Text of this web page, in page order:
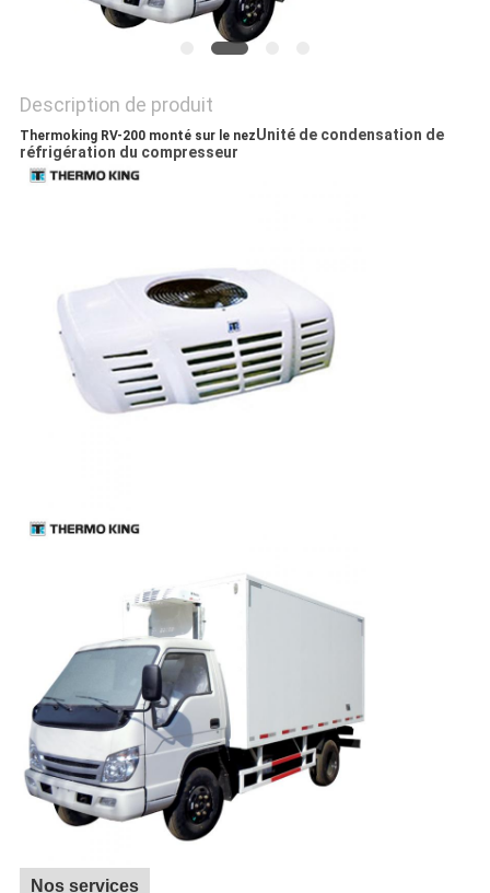
CONFIDENTIALITÉ
Description de produit
Thermoking RV-200 monté sur le nezUnité de condensation de
réfrigération du compresseur
Nos services